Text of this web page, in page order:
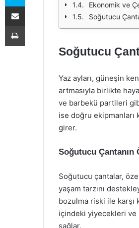
Ekonomik ve
Soğutucu
Soğutucu
Yaz ayları, güneşin
artmasıyla birlikte
ve barbekü partileri
ise doğru ekipmanları
girer.
Soğutucu Çantanın
Soğutucu çantalar,
yaşam tarzını
bozulma riski ile karşı
içindeki yiyecekleri
sağlar.
E-Posta ile paylaş